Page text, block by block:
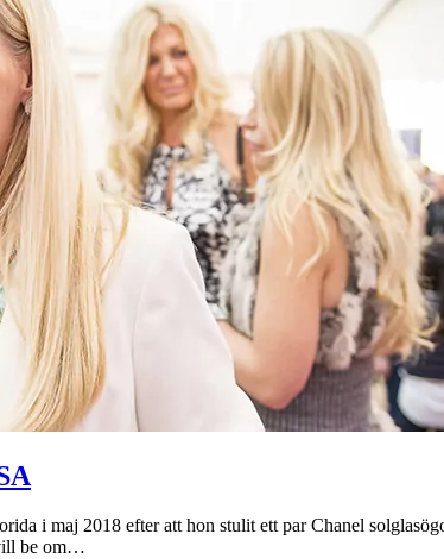
i maj 2018 efter att hon stulit ett par Chanel
be om…